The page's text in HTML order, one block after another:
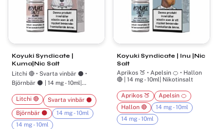
Koyuki Syndicate |
Kuma|Nic Salt
Litchi 🔴 • Svarta vinbär ⚫ •
Björnbär 🌑 | 14 mg - 10ml|
Litchi 🔴
Svarta vinbär ⚫
Björnbär 🌑
14 mg - 10ml
14 mg - 10ml
Koyuki Syndicate | Inu |Nic
Salt
Aprikos 🍑 • Apelsin 🍊 • Hallon
🔴 | 14 mg - 10ml| Nikotinsalt
Aprikos 🍑
Apelsin 🍊
Hallon 🔴
14 mg - 10ml
14 mg - 10ml